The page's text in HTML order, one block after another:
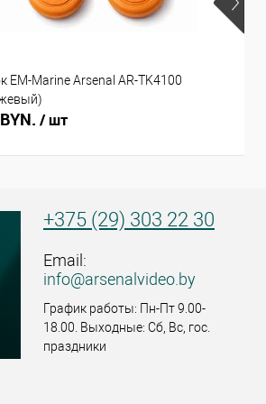
EM-Marine Arsenal AR-TK4100
/ шт
+375 (29) 303 22 30
Email:
info@arsenalvideo.by
График работы: Пн-Пт 9.00-
18.00. Выходные: Сб, Вс, гос.
праздники